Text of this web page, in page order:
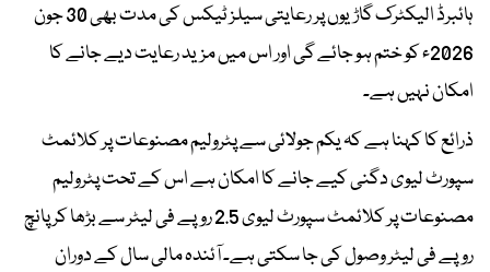
ہائبرڈ الیکٹرک گاڑیوں پر رعایتی سیلز ٹیکس کی مدت بھی 30 جون
2026ء کو ختم ہو جائے گی اور اس میں مزید رعایت دیے جانے کا
امکان نہیں ہے۔
ذرائع کا کہنا ہے کہ یکم جولائی سے پٹرولیم مصنوعات پر کلائمٹ
سپورٹ لیوی دگنی کیے جانے کا امکان ہے اس کے تحت پٹرولیم
مصنوعات پر کلائمٹ سپورٹ لیوی 2.5 روپے فی لیٹر سے بڑھا کر پانچ
روپے فی لیٹر وصول کی جا سکتی ہے۔ آئندہ مالی سال کے دوران